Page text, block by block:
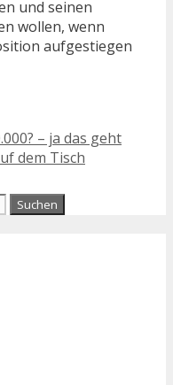
und seinen
wollen, wenn
aufgestiegen
– ja das geht
dem Tisch